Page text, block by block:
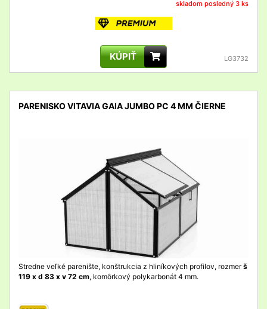
skladom posledný 3 ks
KÚPIŤ LG3732
PARENISKO VITAVIA GAIA JUMBO PC 4 MM ČIERNE
Stredne veľké parenište, konštrukcia z hliníkových profilov, rozmerš
119 x d 83 x v 72 cm, komôrkový polykarbonát 4 mm.